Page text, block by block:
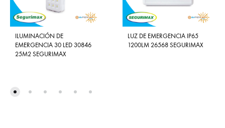
ILUMINACIÓN DE
EMERGENCIA 30 LED 30846
25M2 SEGURIMAX
LUZ DE EMERGENCIA IP65
1200LM 26568 SEGURIMAX